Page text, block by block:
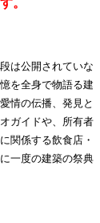
。
は公開されていな
を全身で物語る建
情の伝播、発見と
ガイドや、所有者
関係する飲食店・
一度の建築の祭典